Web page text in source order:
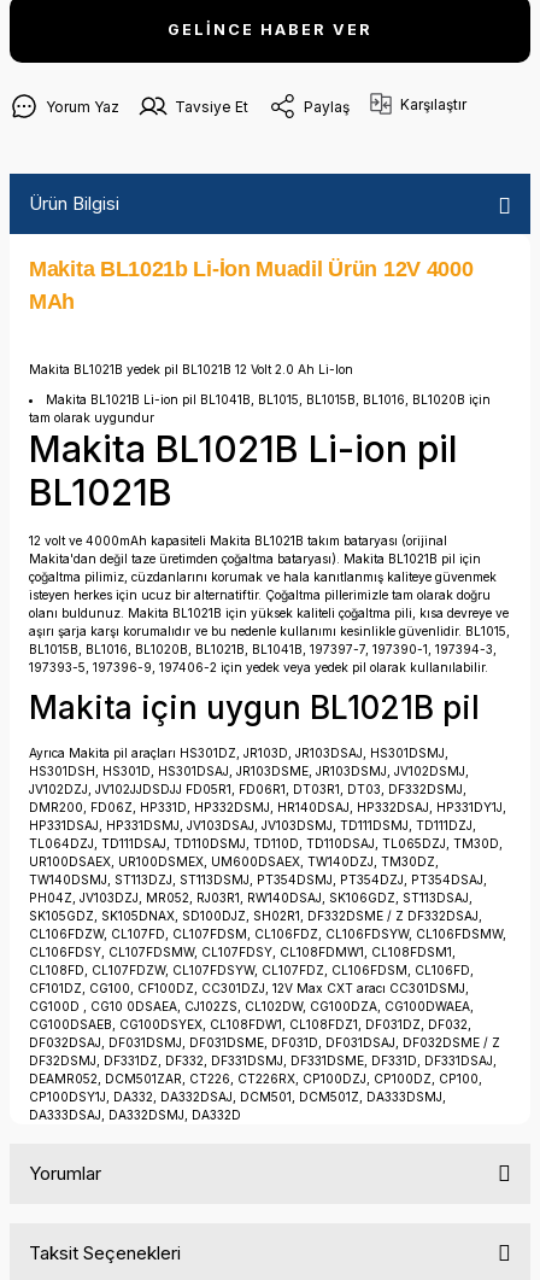
GELİNCE HABER VER
Yorum Yaz Tavsiye Et Paylaş Karşılaştır
Ürün Bilgisi
Makita BL1021b Li-İon Muadil Ürün 12V 4000
MAh
Makita BL1021B yedek pil BL1021B 12 Volt 2.0 Ah Li-Ion
Makita BL1021B Li-ion pil BL1041B, BL1015, BL1015B, BL1016, BL1020B için
tam olarak uygundur
Makita BL1021B Li-ion pil
BL1021B
12 volt ve 4000mAh kapasiteli Makita BL1021B takım bataryası (orijinal
Makita'dan değil taze üretimden çoğaltma bataryası). Makita BL1021B pil için
çoğaltma pilimiz, cüzdanlarını korumak ve hala kanıtlanmış kaliteye güvenmek
isteyen herkes için ucuz bir alternatiftir. Çoğaltma pillerimizle tam olarak doğru
olanı buldunuz. Makita BL1021B için yüksek kaliteli çoğaltma pili, kısa devreye ve
aşırı şarja karşı korumalıdır ve bu nedenle kullanımı kesinlikle güvenlidir. BL1015,
BL1015B, BL1016, BL1020B, BL1021B, BL1041B, 197397-7, 197390-1, 197394-3,
197393-5, 197396-9, 197406-2 için yedek veya yedek pil olarak kullanılabilir.
Makita için uygun BL1021B pil
Ayrıca Makita pil araçları HS301DZ, JR103D, JR103DSAJ, HS301DSMJ,
HS301DSH, HS301D, HS301DSAJ, JR103DSME, JR103DSMJ, JV102DSMJ,
JV102DZJ, JV102JJDSDJJ FD05R1, FD06R1, DT03R1, DT03, DF332DSMJ,
DMR200, FD06Z, HP331D, HP332DSMJ, HR140DSAJ, HP332DSAJ, HP331DY1J,
HP331DSAJ, HP331DSMJ, JV103DSAJ, JV103DSMJ, TD111DSMJ, TD111DZJ,
TL064DZJ, TD111DSAJ, TD110DSMJ, TD110D, TD110DSAJ, TL065DZJ, TM30D,
UR100DSAEX, UR100DSMEX, UM600DSAEX, TW140DZJ, TM30DZ,
TW140DSMJ, ST113DZJ, ST113DSMJ, PT354DSMJ, PT354DZJ, PT354DSAJ,
PH04Z, JV103DZJ, MR052, RJ03R1, RW140DSAJ, SK106GDZ, ST113DSAJ,
SK105GDZ, SK105DNAX, SD100DJZ, SH02R1, DF332DSME / Z DF332DSAJ,
CL106FDZW, CL107FD, CL107FDSM, CL106FDZ, CL106FDSYW, CL106FDSMW,
CL106FDSY, CL107FDSMW, CL107FDSY, CL108FDMW1, CL108FDSM1,
CL108FD, CL107FDZW, CL107FDSYW, CL107FDZ, CL106FDSM, CL106FD,
CF101DZ, CG100, CF100DZ, CC301DZJ, 12V Max CXT aracı CC301DSMJ,
CG100D , CG10 0DSAEA, CJ102ZS, CL102DW, CG100DZA, CG100DWAEA,
CG100DSAEB, CG100DSYEX, CL108FDW1, CL108FDZ1, DF031DZ, DF032,
DF032DSAJ, DF031DSMJ, DF031DSME, DF031D, DF031DSAJ, DF032DSME / Z
DF32DSMJ, DF331DZ, DF332, DF331DSMJ, DF331DSME, DF331D, DF331DSAJ,
DEAMR052, DCM501ZAR, CT226, CT226RX, CP100DZJ, CP100DZ, CP100,
CP100DSY1J, DA332, DA332DSAJ, DCM501, DCM501Z, DA333DSMJ,
DA333DSAJ, DA332DSMJ, DA332D
Yorumlar
Taksit Seçenekleri